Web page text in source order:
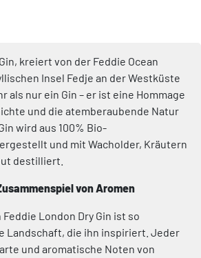
kreiert von der Feddie Ocean
Insel Fedje an der Westküste
als nur ein Gin – er ist eine Hommage
und die atemberaubende Natur
wird aus 100% Bio-
und mit Wacholder, Kräutern
destilliert.
von Aromen
London Dry Gin ist so
Landschaft, die ihn inspiriert. Jeder
und aromatische Noten von